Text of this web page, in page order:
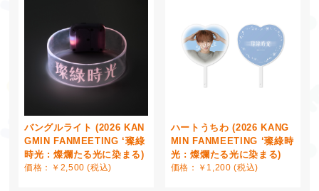
バングルライト (2026 KAN
GMIN FANMEETING ‘璨綠
時光 : 燦爛たる光に染まる)
価格：￥2,500 (税込)
ハートうちわ (2026 KANG
MIN FANMEETING ‘璨綠時
光 : 燦爛たる光に染まる)
価格：￥1,200 (税込)